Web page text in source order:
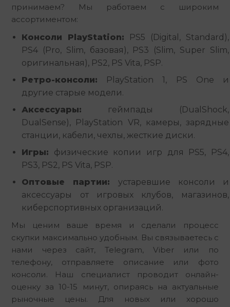
принимаем? Мы работаем с широким
ассортиментом:
Консоли PlayStation: PS5 (Digital, Standard),
PS4 (Pro, Slim, базовая), PS3 (Slim, Super Slim,
оригинальная), PS2, PS Vita, PSP.
Ретро-консоли: PlayStation 1, PS One и
другие старые модели.
Аксессуары: геймпады (DualShock,
DualSense), PlayStation VR, камеры, зарядные
станции, кабели, чехлы, жесткие диски.
Игры: физические копии игр для PS5, PS4,
PS3, PS2, PS Vita, PSP.
Оптовые партии: устаревшие консоли и
аксессуары от игровых клубов, магазинов,
киберспортивных организаций.
Мы ценим ваше время и сделали процесс
скупки максимально удобным. Вы связываетесь с
нами через сайт, Telegram, Viber или по
телефону, отправляете описание или фото
консоли. Наш специалист проводит онлайн-
оценку за 10-15 минут, опираясь на актуальные
рыночные цены. Для новых или хорошо